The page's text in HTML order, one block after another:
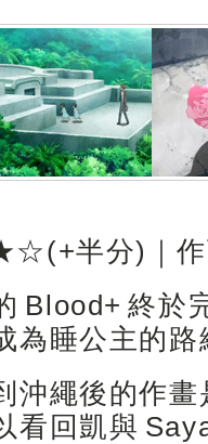
半分)｜作
Blood+ 終於
為睡公主的路
沖繩後的作
看回凱與